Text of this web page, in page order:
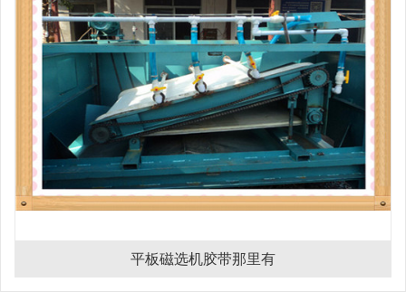
平板磁选机胶带那里有